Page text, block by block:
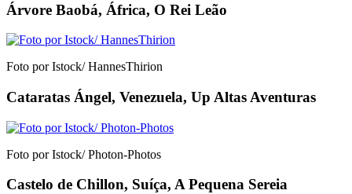
Árvore Baobá, África, O Rei Leão
Foto por Istock/ HannesThirion
Cataratas Ángel, Venezuela, Up Altas Aventuras
Foto por Istock/ Photon-Photos
Castelo de Chillon, Suíça, A Pequena Sereia